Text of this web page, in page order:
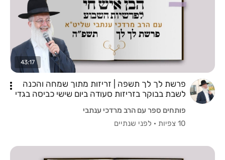
43:17
פרשת לך לך תשפה | זריזות מתוך שמחה והכנה
לשבת בבוקר בזריזות סעודה ביום שישי כביסה בגדי
פותחים ספר עם הרב מרדכי ענתבי
10 צפיות
· לפני שנתיים